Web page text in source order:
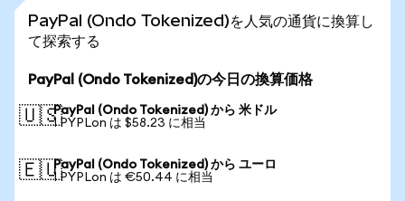
PayPal (Ondo Tokenized)を人気の通貨に換算し
て探索する
PayPal (Ondo Tokenized)の今日の換算価格
🇺🇸PayPal (Ondo Tokenized) から 米ドル
1 PYPLon は $58.23 に相当
🇪🇺PayPal (Ondo Tokenized) から ユーロ
1 PYPLon は €50.44 に相当